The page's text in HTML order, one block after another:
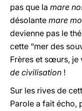
pas que la mare
désolante mare
devienne pas le
cette “mer des
Frères et sœurs, je
de civilisation !
Sur les rives de
Parole a fait écho,